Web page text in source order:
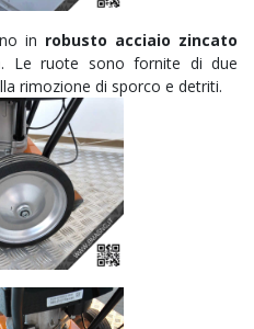
in robusto acciaio zincato
. Le ruote sono fornite di due
rimozione di sporco e detriti.